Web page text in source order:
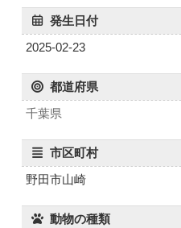
発生日付
2025-02-23
都道府県
千葉県
市区町村
野田市山崎
動物の種類